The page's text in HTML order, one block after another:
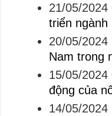
21/05/2024
triển ngành
20/05/2024
Nam trong
15/05/2024
động của
14/05/2024